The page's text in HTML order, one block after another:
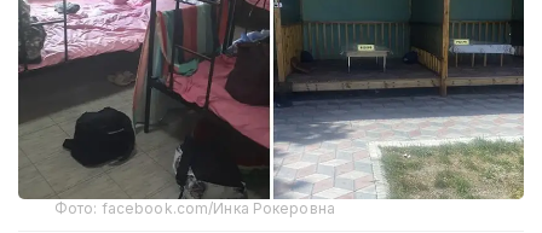
Фото: facebook.com/Инка Рокеровна